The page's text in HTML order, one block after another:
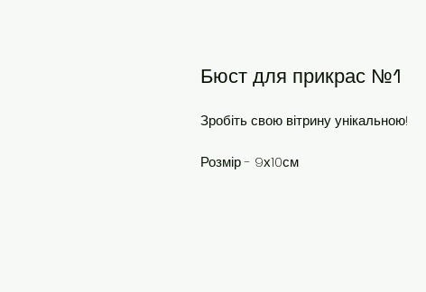
Бюст для прикрас №1
Зробіть свою вітрину унікальною!
Розмір - 9х10см